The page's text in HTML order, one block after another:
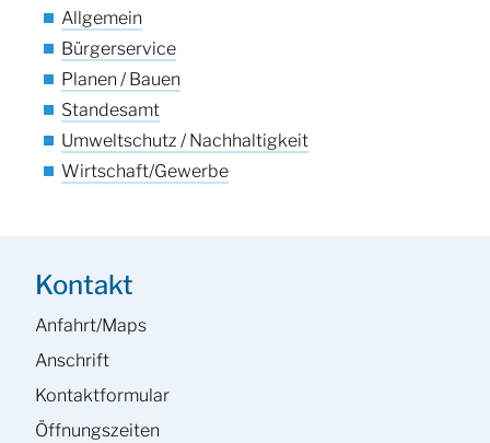
Allgemein
Bürgerservice
Planen / Bauen
Standesamt
Umweltschutz / Nachhaltigkeit
Wirtschaft/Gewerbe
Kontakt
Anfahrt/Maps
Anschrift
Kontaktformular
Öffnungszeiten